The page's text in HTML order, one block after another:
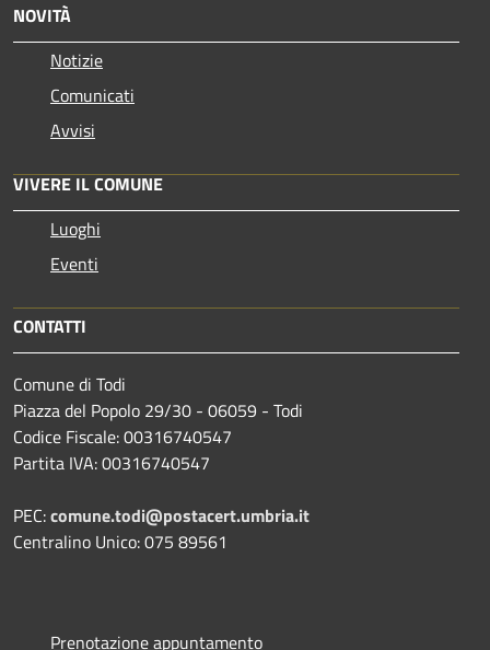
NOVITÀ
Notizie
Comunicati
Avvisi
VIVERE IL COMUNE
Luoghi
Eventi
CONTATTI
Comune di Todi
Piazza del Popolo 29/30 - 06059 - Todi
Codice Fiscale: 00316740547
Partita IVA: 00316740547
PEC:comune.todi@postacert.umbria.it
Centralino Unico: 075 89561
Prenotazione appuntamento